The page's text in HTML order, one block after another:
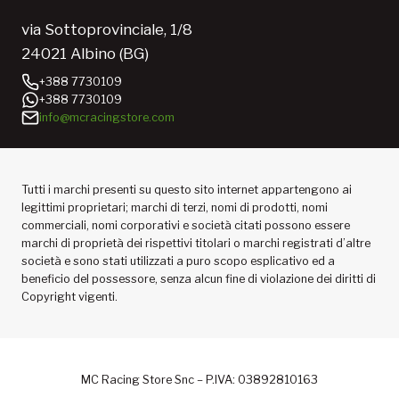
via Sottoprovinciale, 1/8
24021 Albino (BG)
+388 7730109
+388 7730109
info@mcracingstore.com
Tutti i marchi presenti su questo sito internet appartengono ai
legittimi proprietari; marchi di terzi, nomi di prodotti, nomi
commerciali, nomi corporativi e società citati possono essere
marchi di proprietà dei rispettivi titolari o marchi registrati d’altre
società e sono stati utilizzati a puro scopo esplicativo ed a
beneficio del possessore, senza alcun fine di violazione dei diritti di
Copyright vigenti.
MC Racing Store Snc – P.IVA: 03892810163